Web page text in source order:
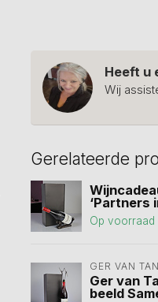
Heeft u
Wij
Gerelateerde
‘Partners
Op voorraad
GER VAN
Ger van
beeld